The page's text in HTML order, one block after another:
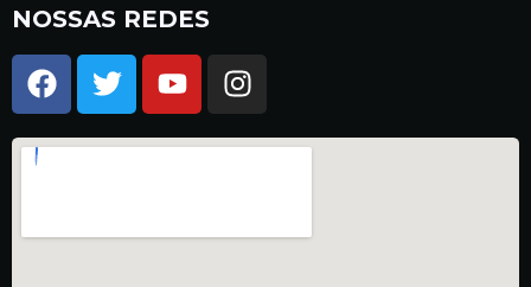
NOSSAS REDES